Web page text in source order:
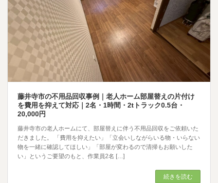
藤井寺市の不用品回収事例｜老人ホーム部屋替えの片付け
を費用を抑えて対応｜2名・1時間・2tトラック0.5台・
20,000円
藤井寺市の老人ホームにて、部屋替えに伴う不用品回収をご依頼いた
だきました。 「費用を抑えたい」「立会いしながらいる物・いらない
物を一緒に確認してほしい」「部屋が変わるので清掃もお願いした
い」というご要望のもと、作業員2名 […]
続きを読む